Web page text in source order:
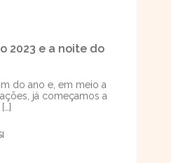
2023 e a noite do
do ano e, em meio a
já começamos a